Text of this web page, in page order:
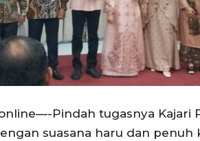
Pindah tugasnya Kajari
suasana haru dan